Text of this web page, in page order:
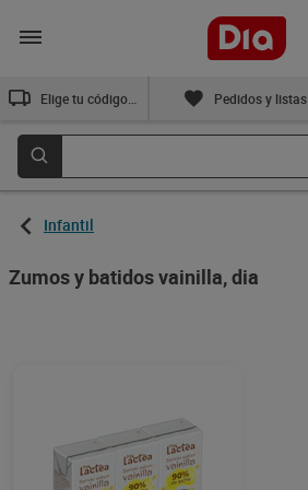
Pedidos y listas
Infantil
Zumos y batidos vainilla, dia